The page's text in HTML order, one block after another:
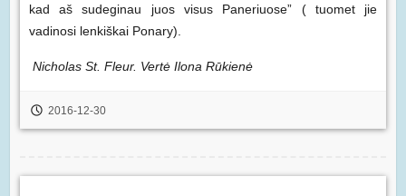
kad aš sudeginau juos visus Paneriuose” ( tuomet jie
vadinosi lenkiškai Ponary).
Nicholas St. Fleur. Vertė Ilona Rūkienė
2016-12-30